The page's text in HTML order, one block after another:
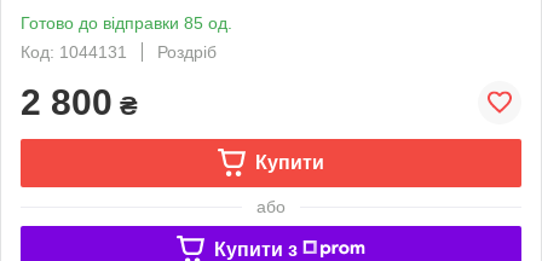
Готово до відправки 85 од.
Код: 1044131
Роздріб
2 800 ₴
Купити
або
Купити з